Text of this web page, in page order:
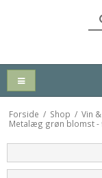
Forside / Shop / Vin
Metalæg grøn blomst -